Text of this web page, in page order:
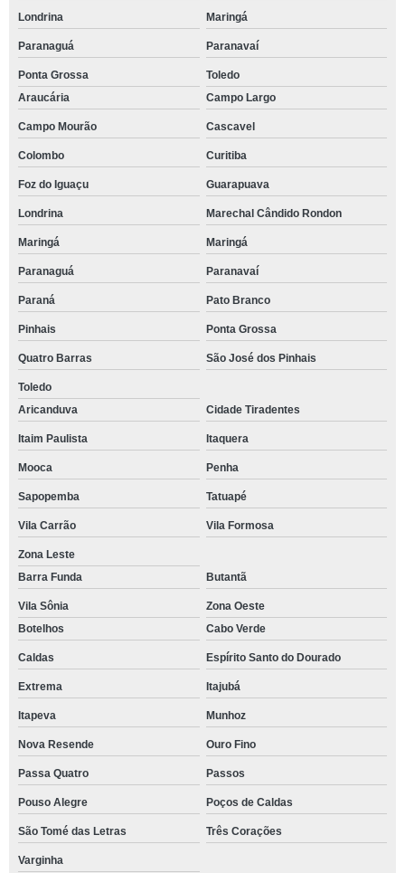
Londrina Maringá
Paranaguá Paranavaí
Ponta Grossa
Toledo
Araucária
Campo Largo
Campo Mourão Cascavel
Colombo Curitiba
Foz do Iguaçu Guarapuava
Londrina Marechal Cândido Rondon
Maringá Maringá
Paranaguá Paranavaí
Paraná Pato Branco
Pinhais Ponta Grossa
Quatro Barras São José dos Pinhais
Toledo
Aricanduva
Cidade Tiradentes
Itaim Paulista Itaquera
Mooca Penha
Sapopemba Tatuapé
Vila Carrão Vila Formosa
Zona Leste
Barra Funda
Butantã
Vila Sônia
Zona Oeste
Botelhos
Cabo Verde
Caldas Espírito Santo do Dourado
Extrema Itajubá
Itapeva Munhoz
Nova Resende Ouro Fino
Passa Quatro Passos
Pouso Alegre Poços de Caldas
São Tomé das Letras Três Corações
Varginha